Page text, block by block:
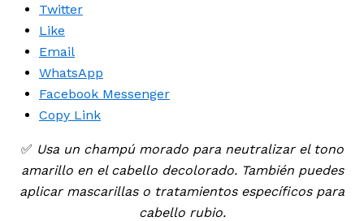
Twitter
Like
Email
WhatsApp
Facebook Messenger
Copy Link
✅ Usa un champú morado para neutralizar el tono
amarillo en el cabello decolorado. También puedes
aplicar mascarillas o tratamientos específicos para
cabello rubio.